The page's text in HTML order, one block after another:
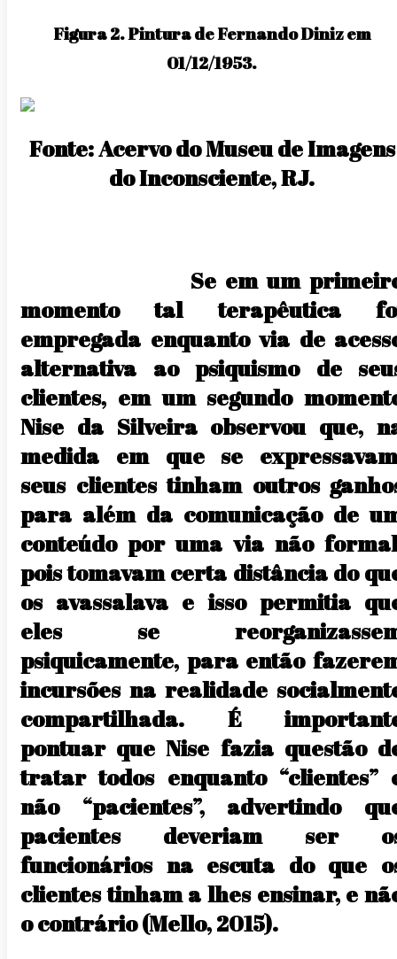
Figura 2. Pintura de Fernando Diniz em
01/12/1953.
Fonte: Acervo do Museu de Imagens
do Inconsciente, RJ.
Se em um
momento tal terapêutica
empregada enquanto via de
alternativa ao psiquismo de
clientes, em um segundo
Nise da Silveira observou que,
medida em que se
seus clientes tinham outros
para além da comunicação de
conteúdo por uma via não
pois tomavam certa distância do
os avassalava e isso permitia
eles se
psiquicamente, para então
incursões na realidade
compartilhada. É
pontuar que Nise fazia questão
tratar todos enquanto “clientes”
não “pacientes”, advertindo
pacientes deveriam ser
funcionários na escuta do que
clientes tinham a lhes ensinar, e
o contrário (Mello, 2015).